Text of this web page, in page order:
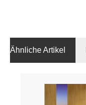
Ähnliche Artikel